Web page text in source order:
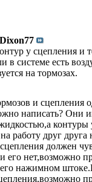
Dixon77
у сцепления и
в системе есть
на тормозах.
и сцепления
написать? Они
работу друг
должен
его нет,возможно
нажимном